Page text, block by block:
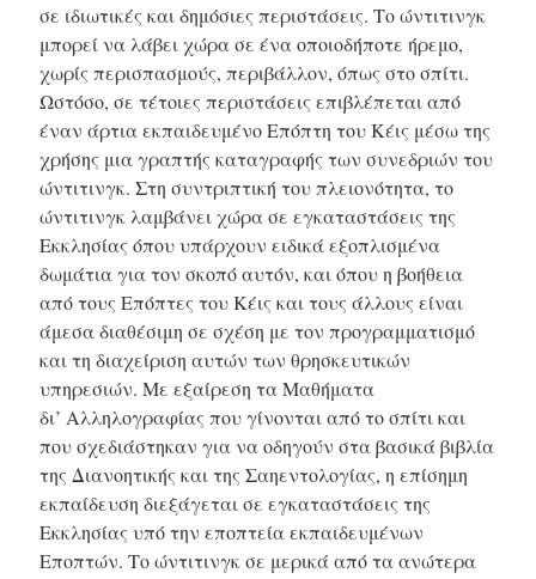
σε ιδιωτικές και δημόσιες περιστάσεις. Το ώντιτινγκ
μπορεί να λάβει χώρα σε ένα οποιοδήποτε ήρεμο,
χωρίς περισπασμούς, περιβάλλον, όπως στο σπίτι.
Ωστόσο, σε τέτοιες περιστάσεις επιβλέπεται από
έναν άρτια εκπαιδευμένο Επόπτη του Κέις μέσω της
χρήσης μια γραπτής καταγραφής των συνεδριών του
ώντιτινγκ. Στη συντριπτική του πλειονότητα, το
ώντιτινγκ λαμβάνει χώρα σε εγκαταστάσεις της
Εκκλησίας όπου υπάρχουν ειδικά εξοπλισμένα
δωμάτια για τον σκοπό αυτόν, και όπου η βοήθεια
από τους Επόπτες του Κέις και τους άλλους είναι
άμεσα διαθέσιμη σε σχέση με τον προγραμματισμό
και τη διαχείριση αυτών των θρησκευτικών
υπηρεσιών. Με εξαίρεση τα Μαθήματα
δι’ Αλληλογραφίας που γίνονται από το σπίτι και
που σχεδιάστηκαν για να οδηγούν στα βασικά βιβλία
της Διανοητικής και της Σαηεντολογίας, η επίσημη
εκπαίδευση διεξάγεται σε εγκαταστάσεις της
Εκκλησίας υπό την εποπτεία εκπαιδευμένων
Εποπτών. Το ώντιτινγκ σε μερικά από τα ανώτερα